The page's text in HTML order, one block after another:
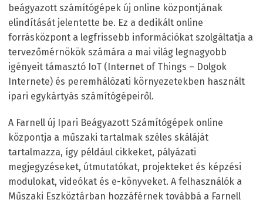
beágyazott számítógépek új online központjának
elindítását jelentette be. Ez a dedikált online
forrásközpont a legfrissebb információkat szolgáltatja a
tervezőmérnökök számára a mai világ legnagyobb
igényeit támasztó IoT (Internet of Things – Dolgok
Internete) és peremhálózati környezetekben használt
ipari egykártyás számítógépeiről.
A Farnell új Ipari Beágyazott Számítógépek online
központja a műszaki tartalmak széles skáláját
tartalmazza, így például cikkeket, pályázati
megjegyzéseket, útmutatókat, projekteket és képzési
modulokat, videókat és e-könyveket. A felhasználók a
Műszaki Eszköztárban hozzáférnek továbbá a Farnell